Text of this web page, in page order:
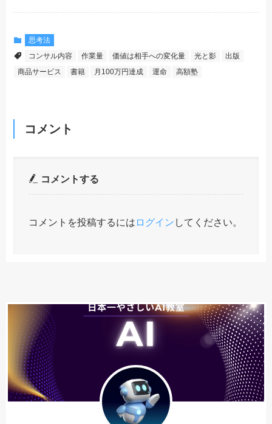
思考法
コンサル内容
作業量 価値は相手への変化量 光と影
出版
商品サービス
書籍 月100万円達成 運命 高額塾
コメント
コメントする
コメントを投稿するには ログイン してください。